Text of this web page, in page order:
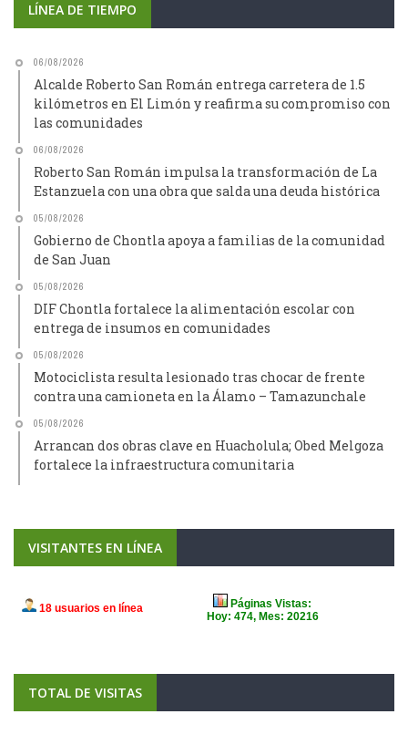
LÍNEA DE TIEMPO
06/08/2026
Alcalde Roberto San Román entrega carretera de 1.5
kilómetros en El Limón y reafirma su compromiso con
las comunidades
06/08/2026
Roberto San Román impulsa la transformación de La
Estanzuela con una obra que salda una deuda histórica
05/08/2026
Gobierno de Chontla apoya a familias de la comunidad
de San Juan
05/08/2026
DIF Chontla fortalece la alimentación escolar con
entrega de insumos en comunidades
05/08/2026
Motociclista resulta lesionado tras chocar de frente
contra una camioneta en la Álamo – Tamazunchale
05/08/2026
Arrancan dos obras clave en Huacholula; Obed Melgoza
fortalece la infraestructura comunitaria
VISITANTES EN LÍNEA
TOTAL DE VISITAS